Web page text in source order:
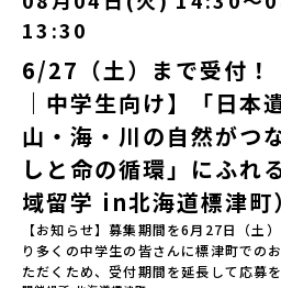
いただきます。登録メールアドレスの
地域みらい留学公式LINEよりご連絡を
定をしていると、通知メールをお受け
合は、「@miratabi.jp」からのメール
いいたします。※結果に関する個別の
ませんので、ご了承ください。・お申
人様1回限りです。PC・スマートフォ
後の内容変更はできません。お申込時
違いにご注意ください。・宿泊につい
度)で宿泊いただく予定です。・食事ア
詳細なアレルギー対応希望にはお応え
対応が必要な場合は必ず事前にご相談
参加できなくなった場合について参加
学」ステップアップ説明会プログラム
や、お申し込みを迷われている方向け
を行います。知りたい情報のレベルに
プをご活用ください。【STEP 1】全
ブ動画を公開中！）〜まずは「おため
へ〜日本全国20以上の地域から選んで
学」の全体像や魅力について、説明会
での参加にあたり、保護者様が特に気
のサポート体制」についても詳しく解
からお気軽にご視聴ください。🎬 [アー
る]YouTube：https://youtu.be/
si=e5erbspvwz5O8_uF 【STEP 2】
「大樹町」の内容を具体的に深掘りし
ず参加をお願いします。【集合場所・
13:30 集合【解散場所・時間】出水駅
象】中学生2～3年生【宿泊先】現在調
泊いただく予定です。【旅行代金】無
のうち、以下の内容が無料となります
ラム内のアクティビティ・体験費用・
加者のご負担となります・集合場所ま
自由時間の個人飲食費などの個人的費
申し込み多数の場合は抽選の上決定）
数の場合は、締め切り後1週間を目途に
す。【申し込み受付期間】6月1日(月
12：00まで疑問も不安もワクワクに変
ステップアップ説明会プログラムの内
す。町の約83％は「森林」！標高
もあり緑が豊かな大自然を感じること
の夏、紅葉の秋、スキーや樹氷の冬と
ことのできるユニークな町です。「十
たい）国立公園」では登山やトレッキ
うげん）スキー場」は日本国内最大級
で、一年中自然アクティビティを楽し
幡平市にある「松川地熱発電所」は、
を電気に変えた」場所！八幡平の地下
電気に変える「地球・自然にやさしい
出す挑戦をしてきた町です。今回のプ
発電所から吹き出す地熱蒸気を使った
できます。世界でここだけ！地球のチ
13:30
6/27（土）まで受付！
｜中学生向け】「日本
山・海・川の自然がつ
しと命の循環」にふれ
域留学 in北海道標津町）
【お知らせ】募集期間を6月27日（土
り多くの中学生の皆さんに標津町での
ただくため、受付期間を延長して応募